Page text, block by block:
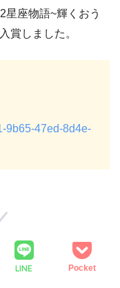
星座物語~輝くおう
賞しました。
9b65-47ed-8d4e-
LINE Pocket